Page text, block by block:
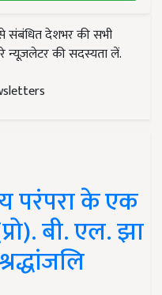
संबंधित देशभर की सभी
न्यूज़लेटर की सदस्यता लें.
परंपरा के एक
बी. एल. झा